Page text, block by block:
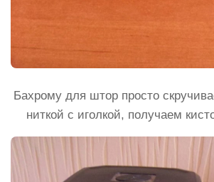
Бахрому для штор просто
ниткой с иголкой, получаем